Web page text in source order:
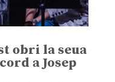
obri la seua
a Josep